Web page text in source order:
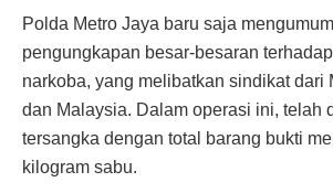
Polda Metro Jaya baru saja
pengungkapan besar-besaran
narkoba, yang melibatkan sindikat dari
dan Malaysia. Dalam operasi ini, telah
tersangka dengan total barang bukti
kilogram sabu.